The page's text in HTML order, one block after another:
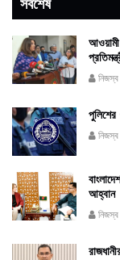
সর্বশেষ
আওয়ামী
পুলিশের
আহ্বান